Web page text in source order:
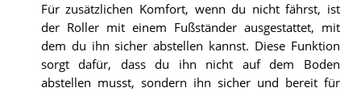
Für zusätzlichen Komfort, wenn du nicht fährst, ist
der Roller mit einem Fußständer ausgestattet, mit
dem du ihn sicher abstellen kannst. Diese Funktion
sorgt dafür, dass du ihn nicht auf dem Boden
abstellen musst, sondern ihn sicher und bereit für